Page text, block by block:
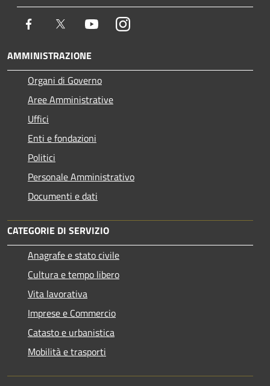
Facebook Twitter YoutubeInstagram
AMMINISTRAZIONE
Organi di Governo
Aree Amministrative
Uffici
Enti e fondazioni
Politici
Personale Amministrativo
Documenti e dati
CATEGORIE DI SERVIZIO
Anagrafe e stato civile
Cultura e tempo libero
Vita lavorativa
Imprese e Commercio
Catasto e urbanistica
Mobilità e trasporti